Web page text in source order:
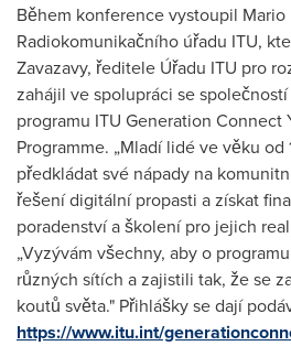
Během konference vystoupil
Radiokomunikačního úřadu ITU,
Zavazavy, ředitele Úřadu ITU pro
zahájil ve spolupráci se
programu ITU Generation Connect
Programme. „Mladí lidé ve věku
předkládat své nápady na
řešení digitální propasti a získat
poradenství a školení pro jejich
„Vyzývám všechny, aby o
různých sítích a zajistili tak, že se
koutů světa." Přihlášky se dají
https://www.itu.int/